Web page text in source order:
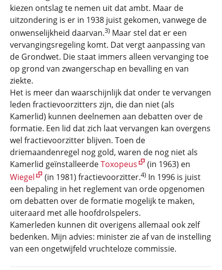
kiezen ontslag te nemen uit dat ambt. Maar de
uitzondering is er in 1938 juist gekomen, vanwege de
onwenselijkheid daarvan.3) Maar stel dat er een
vervangingsregeling komt. Dat vergt aanpassing van
de Grondwet. Die staat immers alleen vervanging toe
op grond van zwangerschap en bevalling en van
ziekte.
Het is meer dan waarschijnlijk dat onder te vervangen
leden fractievoorzitters zijn, die dan niet (als
Kamerlid) kunnen deelnemen aan debatten over de
formatie. Een lid dat zich laat vervangen kan overgens
wel fractievoorzitter blijven. Toen de
driemaandenregel nog gold, waren de nog niet als
Kamerlid geïnstalleerdeToxopeus
(in 1963) en
Wiegel
(in 1981) fractievoorzitter.4) In 1996 is juist
een bepaling in het reglement van orde opgenomen
om debatten over de formatie mogelijk te maken,
uiteraard met alle hoofdrolspelers.
Kamerleden kunnen dit overigens allemaal ook zelf
bedenken. Mijn advies: minister zie af van de instelling
van een ongetwijfeld vruchteloze commissie.